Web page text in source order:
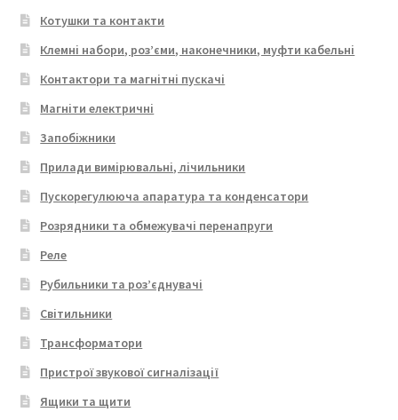
Котушки та контакти
Клемні набори, роз’єми, наконечники, муфти кабельні
Контактори та магнітні пускачі
Магніти електричні
Запобіжники
Прилади вимірювальні, лічильники
Пускорегулююча апаратура та конденсатори
Розрядники та обмежувачі перенапруги
Реле
Рубильники та роз’єднувачі
Світильники
Трансформатори
Пристрої звукової сигналізації
Ящики та щити